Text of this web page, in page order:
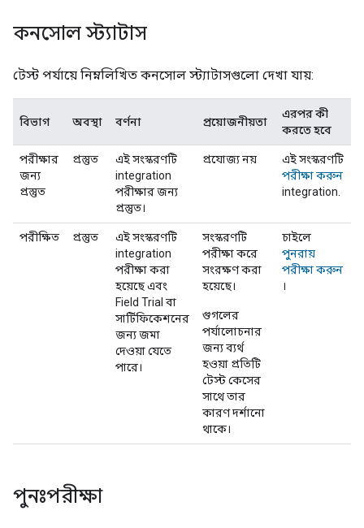
কনসোল স্ট্যাটাস
টেস্ট পর্যায়ে নিম্নলিখিত কনসোল স্ট্যাটাসগুলো দেখা যায়:
বিভাগ অবস্থা বর্ণনা প্রয়োজনীয়তা
এরপর কী
করতে হবে
পরীক্ষার
জন্য
প্রস্তুত
প্রস্তুত
এই সংস্করণটি
integration
পরীক্ষার জন্য
প্রস্তুত।
প্রযোজ্য নয়
এই সংস্করণটি
পরীক্ষা করুন
integration.
পরীক্ষিত প্রস্তুত
এই সংস্করণটি
integration
পরীক্ষা করা
হয়েছে এবং
Field Trial বা
সার্টিফিকেশনের
জন্য জমা
দেওয়া যেতে
পারে।
সংস্করণটি
পরীক্ষা করে
সংরক্ষণ করা
হয়েছে।
গুগলের
পর্যালোচনার
জন্য ব্যর্থ
হওয়া প্রতিটি
টেস্ট কেসের
সাথে তার
কারণ দর্শানো
থাকে।
চাইলে
পুনরায়
পরীক্ষা করুন
।
পুনঃপরীক্ষা